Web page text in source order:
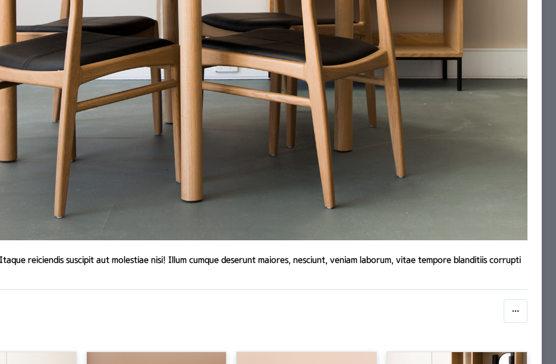
reiciendis suscipit aut molestiae nisi! Illum cumque deserunt maiores, nesciunt, veniam laborum, vitae tempore blanditiis corrupti